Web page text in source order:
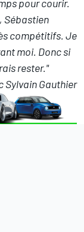
pour courir.
Sébastien
compétitifs. Je
moi. Donc si
rester."
Sylvain Gauthier